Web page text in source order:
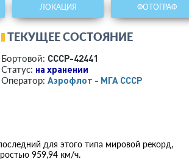
ЛОКАЦИЯ ФОТОГРАФ
ТЕКУЩЕЕ СОСТОЯНИЕ
Бортовой: СССР-42441
Статус: на хранении
Оператор: Аэрофлот - МГА СССР
для этого типа мировой рекорд,
959,94 км/ч.